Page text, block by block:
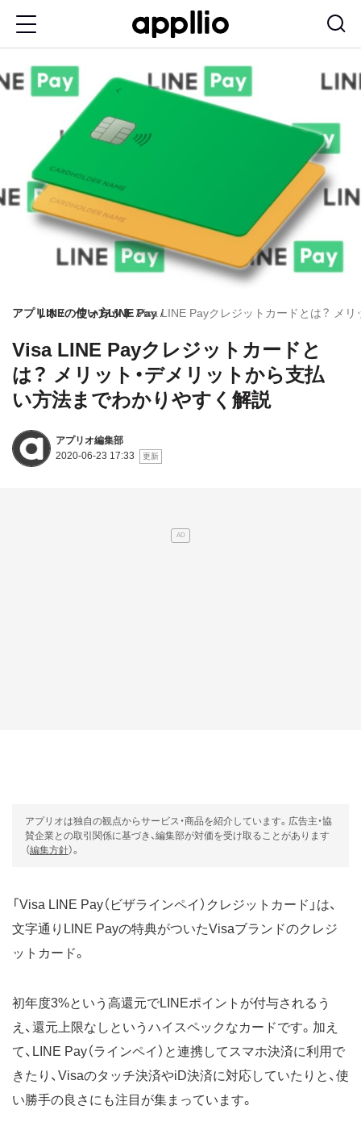
コ
ツ
アプリオLINEの使い方
ウォレットLINE PayVisa LINE Payクレジットカードとは？ メ
Visa LINE Payクレジットカードと
は？ メリット・デメリットから支払
い方法までわかりやすく解説
アプリオ編集部
2020-06-23 17:33
アプリオは独自の観点からサービス・商品を紹介しています。広告主・協
賛企業との取引関係に基づき、編集部が対価を受け取ることがあります
（編集方針）。
「Visa LINE Pay（ビザラインペイ）クレジットカード」は、
文字通りLINE Payの特典がついたVisaブランドのクレジ
ットカード。
初年度3%という高還元でLINEポイントが付与されるう
え、還元上限なしというハイスペックなカードです。加え
て、LINE Pay（ラインペイ）と連携してスマホ決済に利用で
きたり、Visaのタッチ決済やiD決済に対応していたりと、使
い勝手の良さにも注目が集まっています。